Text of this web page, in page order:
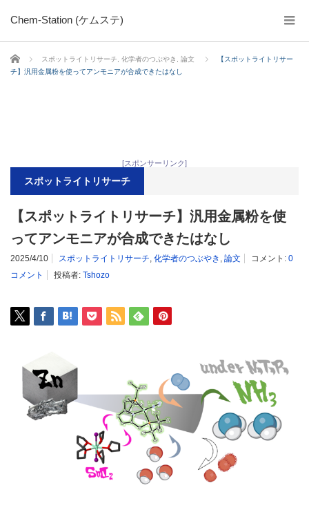
Chem-Station (ケムステ)
ホーム スポットライトリサーチ 化学者のつぶやき 論文
【スポットライトリサー
チ】汎用金属粉を使ってアンモニアが合成できたはなし
[スポンサーリンク]
スポットライトリサーチ
【スポットライトリサーチ】汎用金属粉を使
ってアンモニアが合成できたはなし
2025/4/10 スポットライトリサーチ, 化学者のつぶやき , 論文 コメント: 0
コメント
投稿者: Tshozo